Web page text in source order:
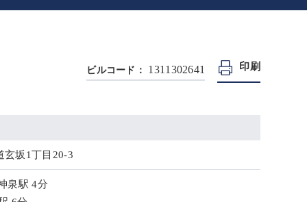
ビルコード： 1311302641 印刷
玄坂1丁目20-3
泉駅 4分